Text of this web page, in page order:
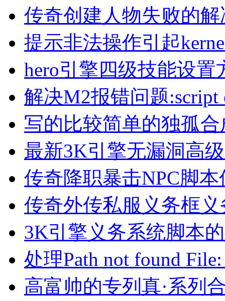
传奇创建人物失败的
提示非法操作引起
hero引擎四级技能设置
解决M2报错问题:script
写的比较简单的独孤
最新3K引擎无漏洞高
传奇降职暴击NPC脚
传奇外传私服义务框
3K引擎义务系统脚本
处理Path not found
高富帅的专列真·系列